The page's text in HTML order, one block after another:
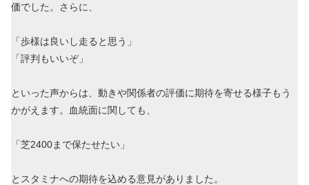
価でした。さらに、
「歩様は良いし走ると思う」
「評判もいいぞ」
といった声からは、動きや関係者の評価に期待を寄せる様子もう
かがえます。血統面に関しても、
「芝2400まで保たせたい」
とスタミナへの期待を込める意見がありました。